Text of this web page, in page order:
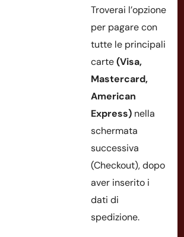
Troverai l’opzione
per pagare con
tutte le principali
carte(Visa,
Mastercard,
American
Express) nella
schermata
successiva
(Checkout), dopo
aver inserito i
dati di
spedizione.